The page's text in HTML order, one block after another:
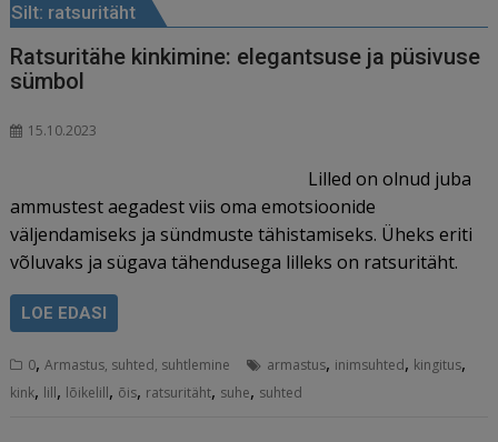
Silt: ratsuritäht
Ratsuritähe kinkimine: elegantsuse ja püsivuse
sümbol
15.10.2023
Lilled on olnud juba
ammustest aegadest viis oma emotsioonide
väljendamiseks ja sündmuste tähistamiseks. Üheks eriti
võluvaks ja sügava tähendusega lilleks on ratsuritäht.
LOE EDASI
0,Armastus, suhted, suhtlemine armastus, inimsuhted, kingitus,
kink, lill, lõikelill, õis, ratsuritäht, suhe, suhted